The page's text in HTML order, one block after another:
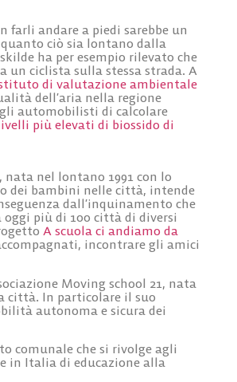
farli andare a piedi sarebbe un
ciò sia lontano dalla
ha per esempio rilevato che
ciclista sulla stessa strada. A
di valutazione ambientale
dell’aria nella regione
automobilisti di calcolare
più elevati di biossido di
, nata nel lontano 1991 con lo
dei bambini nelle città, intende
dall’inquinamento che
più di 100 città di diversi
A scuola ci andiamo da
incontrare gli amici
Moving school 21, nata
città. In particolare il suo
autonoma e sicura dei
comunale che si rivolge agli
in Italia di educazione alla